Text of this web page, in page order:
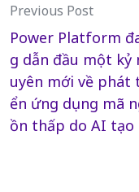
navigation
Previous Post
Power Platform
g dẫn đầu một kỷ
uyên mới về phát
ển ứng dụng mã
ồn thấp do AI tạo